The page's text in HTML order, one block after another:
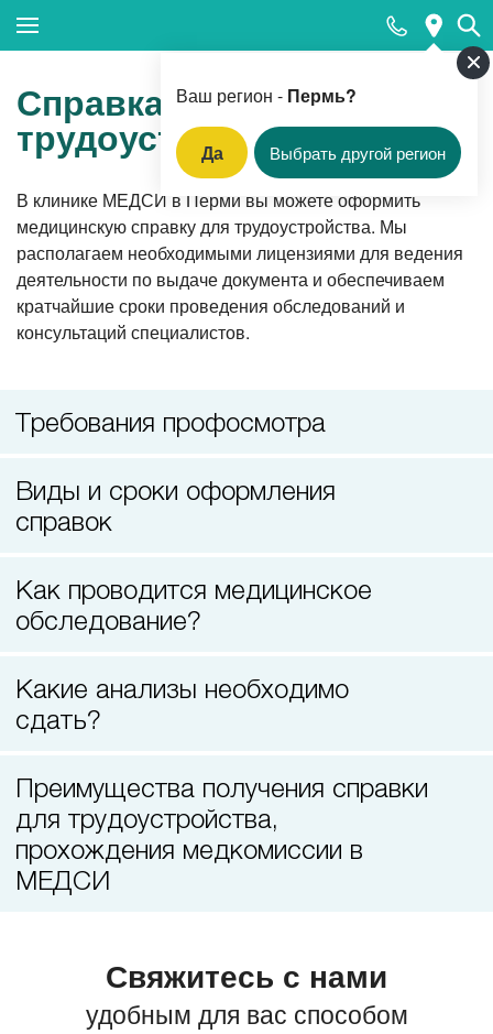
Ваш регион - Пермь?
Да Выбрать другой регион
Популярные запросы
Прием педиатра
МРТ
КТ
Прием гинеколога
Удаление родинок и папиллом
Лазерная коррекция зрения
Справка для
трудоустройства
В клинике МЕДСИ в Перми вы можете оформить
медицинскую справку для трудоустройства. Мы
располагаем необходимыми лицензиями для ведения
деятельности по выдаче документа и обеспечиваем
кратчайшие сроки проведения обследований и
консультаций специалистов.
Требования профосмотра
Виды и сроки оформления
справок
Как проводится медицинское
обследование?
Какие анализы необходимо
сдать?
Преимущества получения справки
для трудоустройства,
прохождения медкомиссии в
МЕДСИ
Свяжитесь с нами
удобным для вас способом